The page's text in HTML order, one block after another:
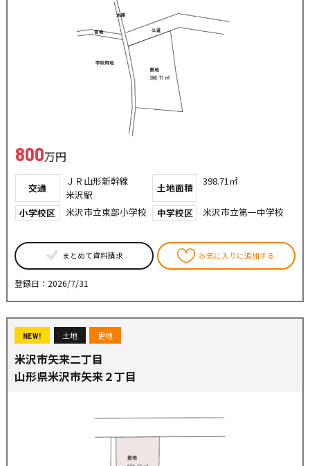
800万円
交通
ＪＲ山形新幹線
米沢駅
土地面積
398.71㎡
小学校区 米沢市立東部小学校 中学校区 米沢市立第一中学校
まとめて資料請求 お気に入りに追加する
登録日：2026/7/31
NEW! 土地 更地
米沢市矢来二丁目
山形県米沢市矢来２丁目